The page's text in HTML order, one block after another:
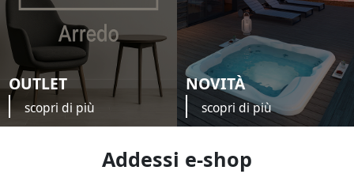
OUTLET
scopri di più
NOVITÀ
scopri di più
Addessi e-shop